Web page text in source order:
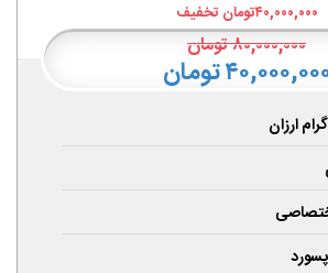
۴۰,۰۰۰,۰۰۰تومان تخفیف
۸۰,۰۰۰,۰۰۰تومان
تومان
ارزان